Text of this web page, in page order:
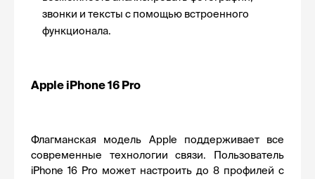
звонки и тексты с помощью встроенного
функционала.
Apple iPhone 16 Pro
Флагманская модель Apple поддерживает все
современные технологии связи. Пользователь
iPhone 16 Pro может настроить до 8 профилей с